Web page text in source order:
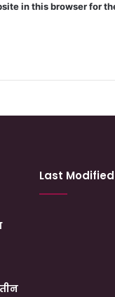
in this browser for
Last